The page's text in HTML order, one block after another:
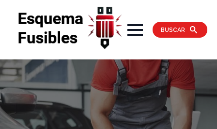
BUSCAR